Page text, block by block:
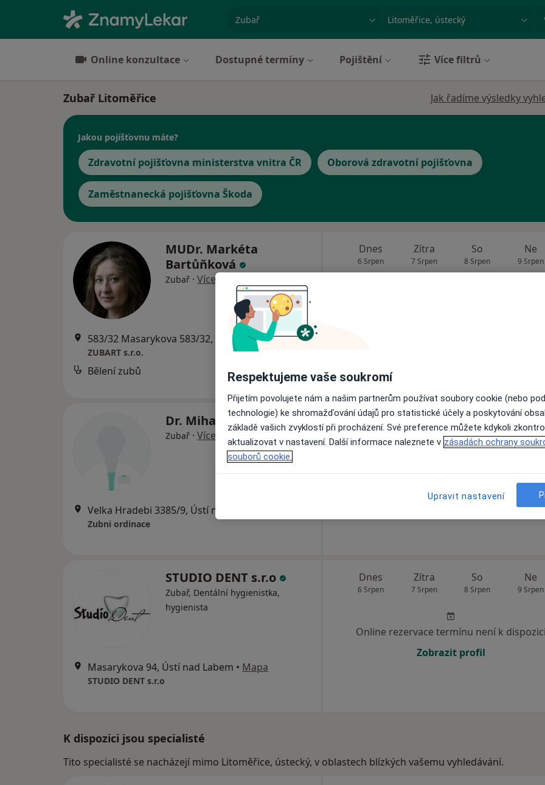
specializace, nemoc nebo příjmení Město nebo region
Online konzultace Dostupné termíny Pojištění Více filtrů
Zubař Litoměřice Jak řadíme výsledky
Jakou pojišťovnu máte?
Zdravotní pojišťovna ministerstva vnitra ČR Oborová zdravotní pojišťovna
Zaměstnanecká pojišťovna Škoda
MUDr. Markéta
Bartůňková
Zubař · Více
583/32 Masarykova 583/32, Litoměřice•Mapa
ZUBART s.r.o.
Bělení zubů od 5 500 kč
Dnes
6 Srpen
Zítra
7 Srpen
So
8 Srpen
Ne
9 Srpen
Dr. Mihail Mihalachi
Zubař · Více
Velka Hradebi 3385/9, Ústí nad Labem
Zubni ordinace
Dnes
6 Srpen
Zítra
7 Srpen
So
8 Srpen
Ne
9 Srpen
Rezervovat termín
STUDIO DENT s.r.o
Zubař, Dentální hygienistka,
hygienista
Masarykova 94, Ústí nad Labem • Mapa
STUDIO DENT s.r.o
Dnes
6 Srpen
Zítra
7 Srpen
So
8 Srpen
Ne
9 Srpen
Online rezervace termínu není k dispozici
Zobrazit profil
K dispozici jsou specialisté
Tito specialisté se nacházejí mimo Litoměřice, ústecký, v oblastech blízkých vašemu vyhledávání.
Respektujeme vaše soukromí
Přijetím povolujete nám a našim partnerům používat soubory cookie (nebo
technologie) ke shromažďování údajů pro statistické účely a poskytování
základě vašich zvyklostí při procházení. Své preference můžete kdykoli
aktualizovat v nastavení. Další informace naleznete v zásadách ochrany
souborů cookie.
Upravit nastavení